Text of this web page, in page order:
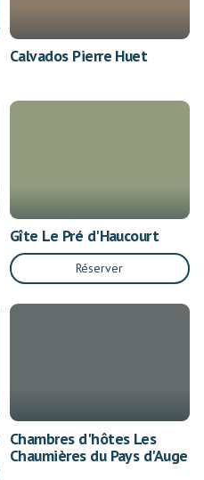
Calvados Pierre Huet
Gîte Le Pré d'Haucourt
Réserver
Chambres d'hôtes Les
Chaumières du Pays d'Auge